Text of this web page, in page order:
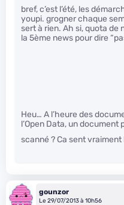
bref, c’est l’été, les
youpi. grogner chaque
sert à rien. Ah si, quota de
la 5ème news pour dire
Heu… A l’heure des
l’Open Data, un
scanné ? Ca sent vraiment
gounzor
Le 29/07/2013 à 10h56